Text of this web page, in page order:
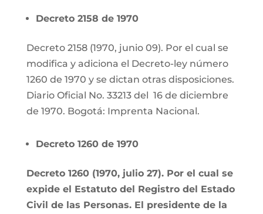
Decreto 2158 de 1970
Decreto 2158 (1970, junio 09). Por el cual se
modifica y adiciona el Decreto-ley número
1260 de 1970 y se dictan otras disposiciones.
Diario Oficial No. 33213 del 16 de diciembre
de 1970. Bogotá: Imprenta Nacional.
Decreto 1260 de 1970
Decreto 1260 (1970, julio 27). Por el cual se
expide el Estatuto del Registro del Estado
Civil de las Personas. El presidente de la